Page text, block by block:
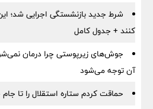
کنند + جدول کامل
جوش‌های زیرپوستی چرا درمان
آن توجه می‌شود
حماقت کردم ستاره استقلال را تا